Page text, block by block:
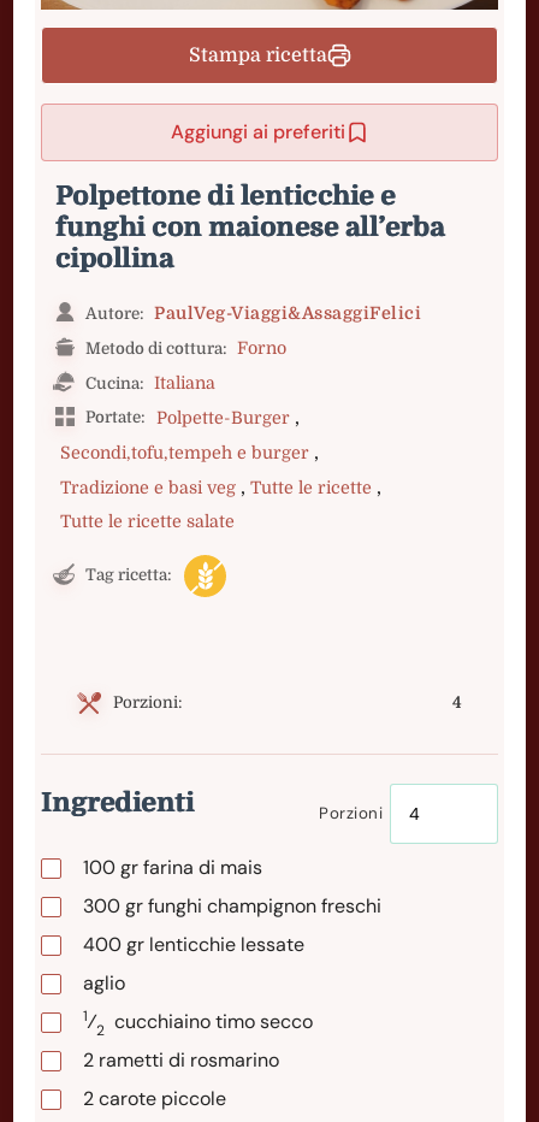
Stampa ricetta
Aggiungi ai preferiti
Polpettone di lenticchie e
funghi con maionese all’erba
cipollina
Autore: PaulVeg-Viaggi&AssaggiFelici
Metodo di cottura: Forno
Cucina: Italiana
Portate: Polpette-Burger ,
Secondi,tofu,tempeh e burger ,
Tradizione e basi veg , Tutte le ricette ,
Tutte le ricette salate
Tag ricetta:
Porzioni: 4
Ingredienti Porzioni
100grfarina di mais
300grfunghi champignon freschi
400gr lenticchie lessate
aglio
1⁄2 cucchiainotimo secco
2 rametti di rosmarino
2carote piccole